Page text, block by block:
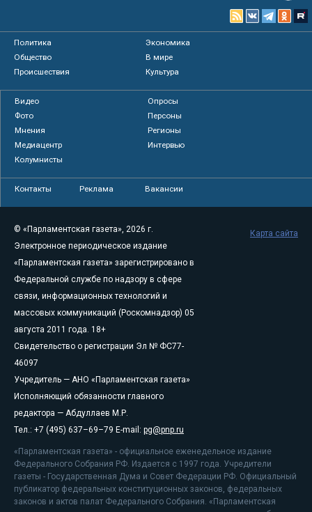
Политика
Экономика
Общество
В мире
Происшествия
Культура
Видео
Опросы
Фото
Персоны
Мнения
Регионы
Медиацентр
Интервью
Колумнисты
Контакты Реклама Вакансии
© «Парламентская газета», 2026 г.
Электронное периодическое издание
«Парламентская газета» зарегистрировано в
Федеральной службе по надзору в сфере
связи, информационных технологий и
массовых коммуникаций (Роскомнадзор) 05
августа 2011 года. 18+
Свидетельство о регистрации Эл № ФС77-
46097
Учредитель — АНО «Парламентская газета»
Исполняющий обязанности главного
редактора — Абдуллаев М.Р.
Тел.: +7 (495) 637–69–79 E-mail: pg@pnp.ru
«Парламентская газета» - официальное еженедельное издание
Федерального Собрания РФ. Издается с 1997 года. Учредители
газеты - Государственная Дума и Совет Федерации РФ. Официальный
публикатор федеральных конституционных законов, федеральных
законов и актов палат Федерального Собрания. «Парламентская
Карта сайта